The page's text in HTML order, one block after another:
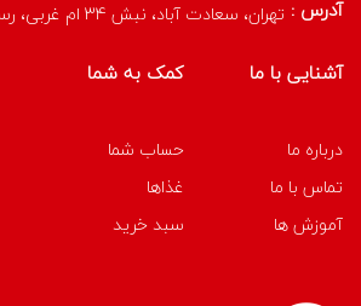
آدرس : تهران، سعادت آباد، نبش 34 ام غربی، رستوران ریحون
آشنایی با ما
درباره ما
تماس با ما
آموزش ها
کمک به شما
حساب شما
غذاها
سبد خرید